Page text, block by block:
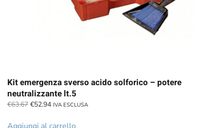
Kit emergenza sverso acido solforico – potere
neutralizzante lt.5
€63.67 Il
originale
€52.94Il
attuale
IVA ESCLUSA